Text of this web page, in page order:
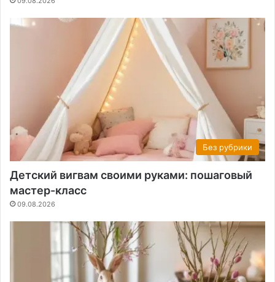
Без рубрики
Детский вигвам своими руками: пошаговый
мастер-класс
09.08.2026